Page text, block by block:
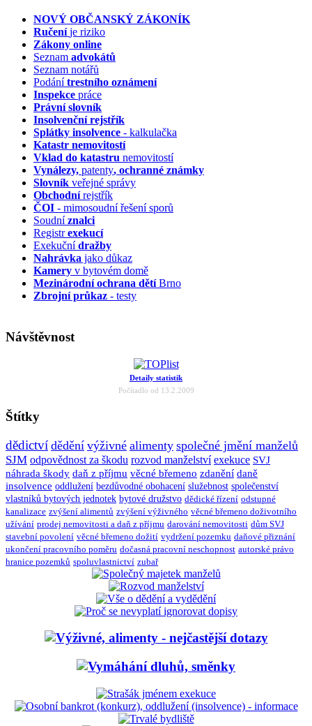
NOVÝ OBČANSKÝ ZÁKONÍK
Ručeníje riziko
Zákony online
Seznam advokátů
Seznam notářů
Podánítrestního oznámení
Inspekce práce
Právní slovník
Insolvenčnírejstřík
Splátky insolvence - kalkulačka
Katastr nemovitostí
Vklad do katastru nemovitostí
Vynálezy, patenty, ochranné známky
Slovník veřejné správy
Obchodnírejstřík
ČOI - mimosoudní řešení sporů
Soudníznalci
Registrexekucí
Exekučnídražby
Nahrávka jako důkaz
Kamery v bytovém domě
Mezinárodní ochrana dětíBrno
Zbrojní průkaz - testy
Návštěvnost
Detaily statistik
Počítadlo od 13.2.2009
Štítky
dědictví dědění výživné alimenty společné jmění manželů
SJM odpovědnost za škodu rozvod manželství exekuce SVJ
náhrada škody daň z příjmu věcné břemeno zdanění daně
insolvence oddlužení bezdůvodné obohacení služebnost společenství
vlastníků bytových jednotek bytové družstvo dědické řízení odstupné
kanalizace zvýšení alimentů zvýšení výživného věcné břemeno doživotního
užívání prodej nemovitosti a daň z příjmu darování nemovitosti dům SVJ
stavební povolení věcné břemeno dožití vydržení pozemku daňové přiznání
ukončení pracovního poměru dočasná pracovní neschopnost autorské právo
hranice pozemků spoluvlastnictví zubař